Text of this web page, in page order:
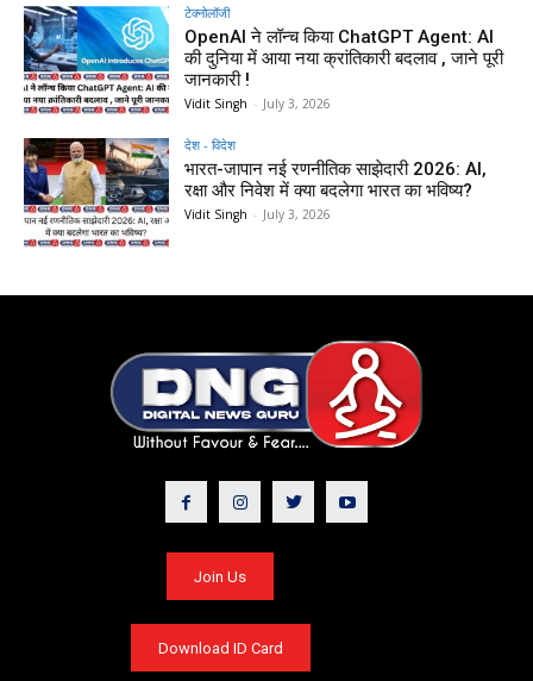
टेक्नोलॉजी
OpenAI ने लॉन्च किया ChatGPT Agent: AI
की दुनिया में आया नया क्रांतिकारी बदलाव , जाने पूरी
जानकारी !
Vidit Singh - July 3, 2026
देश - विदेश
भारत-जापान नई रणनीतिक साझेदारी 2026: AI,
रक्षा और निवेश में क्या बदलेगा भारत का भविष्य?
Vidit Singh - July 3, 2026
Join Us
Download ID Card